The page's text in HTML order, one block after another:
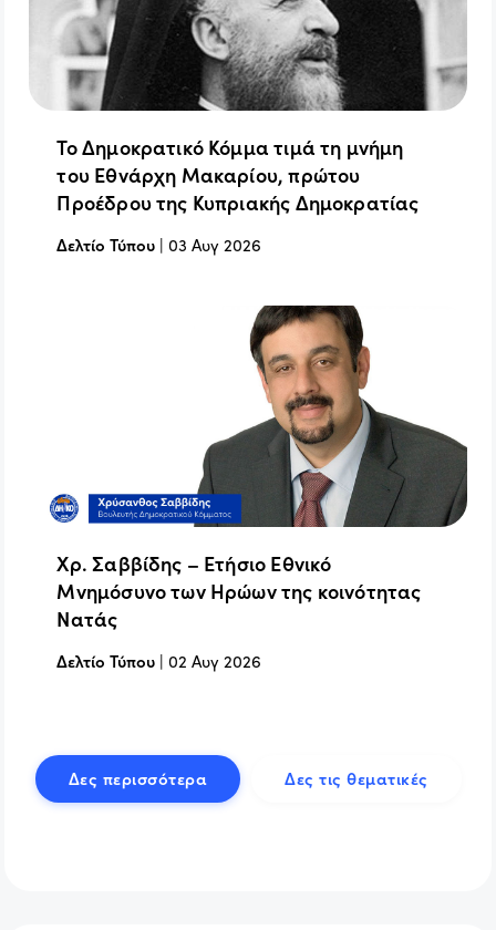
Το Δημοκρατικό Κόμμα τιμά τη μνήμη
του Εθνάρχη Μακαρίου, πρώτου
Προέδρου της Κυπριακής Δημοκρατίας
Δελτίο Τύπου |03 Αυγ 2026
Χρ. Σαββίδης – Ετήσιο Εθνικό
Μνημόσυνο των Ηρώων της κοινότητας
Νατάς
Δελτίο Τύπου |02 Αυγ 2026
Δες περισσότερα Δες τις θεματικές